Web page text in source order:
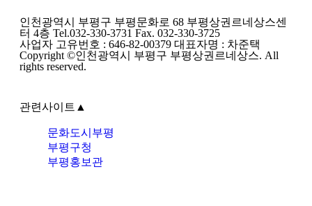
인천광역시 부평구 부평문화로 68 부평상권르네상스센
터 4층 Tel.032-330-3731 Fax. 032-330-3725
사업자 고유번호 : 646-82-00379 대표자명 : 차준택
Copyright ©인천광역시 부평구 부평상권르네상스. All
rights reserved.
관련사이트 ▲
문화도시부평
부평구청
부평홍보관